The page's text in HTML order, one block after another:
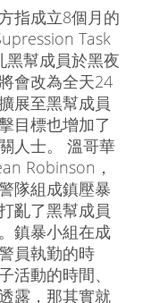
指成立8個月的
Task
黑幫成員於黑夜
會改為全天24
展至黑幫成員
目標也增加了
人士。 溫哥華
Robinson，
隊組成鎮壓暴
亂了黑幫成員
鎮暴小組在成
員執勤的時
活動的時間、
露，那其實就